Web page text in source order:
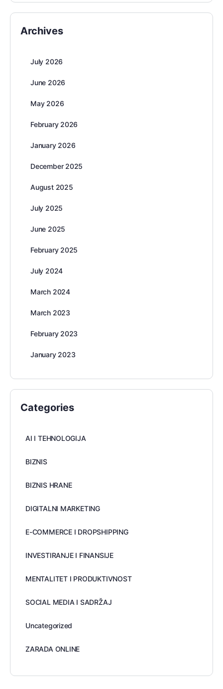
Archives
July 2026
June 2026
May 2026
February 2026
January 2026
December 2025
August 2025
July 2025
June 2025
February 2025
July 2024
March 2024
March 2023
February 2023
January 2023
Categories
AI I TEHNOLOGIJA
BIZNIS
BIZNIS HRANE
DIGITALNI MARKETING
E-COMMERCE I DROPSHIPPING
INVESTIRANJE I FINANSIJE
MENTALITET I PRODUKTIVNOST
SOCIAL MEDIA I SADRŽAJ
Uncategorized
ZARADA ONLINE